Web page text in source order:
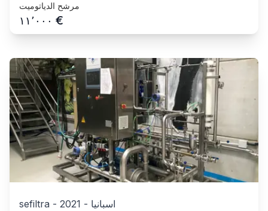
مرشح الدياتوميت
١١٬٠٠٠ €
sefiltra - 2021 - اسبانيا